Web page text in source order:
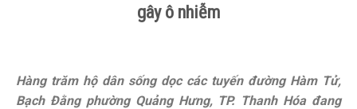
gây ô nhiễm
Hàng trăm hộ dân sống dọc các tuyến đường Hàm Tử,
Bạch Đằng phường Quảng Hưng, TP. Thanh Hóa đang